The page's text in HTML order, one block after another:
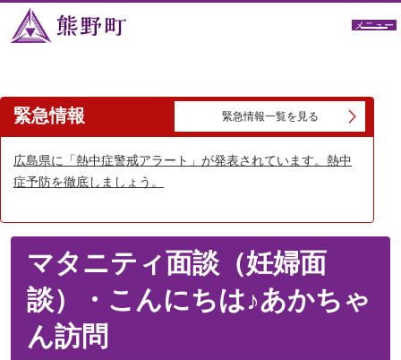
メニュー
緊急情報 緊急情報一覧を見る
広島県に「熱中症警戒アラート」が発表されています。熱中
症予防を徹底しましょう。
マタニティ面談（妊婦面
談）・こんにちは♪あかちゃ
ん訪問